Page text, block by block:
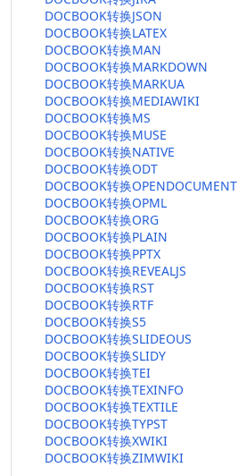
DOCBOOK转换JSON
DOCBOOK转换LATEX
DOCBOOK转换MAN
DOCBOOK转换MARKDOWN
DOCBOOK转换MARKUA
DOCBOOK转换MEDIAWIKI
DOCBOOK转换MS
DOCBOOK转换MUSE
DOCBOOK转换NATIVE
DOCBOOK转换ODT
DOCBOOK转换OPENDOCUMENT
DOCBOOK转换OPML
DOCBOOK转换ORG
DOCBOOK转换PLAIN
DOCBOOK转换PPTX
DOCBOOK转换REVEALJS
DOCBOOK转换RST
DOCBOOK转换RTF
DOCBOOK转换S5
DOCBOOK转换SLIDEOUS
DOCBOOK转换SLIDY
DOCBOOK转换TEI
DOCBOOK转换TEXINFO
DOCBOOK转换TEXTILE
DOCBOOK转换TYPST
DOCBOOK转换XWIKI
DOCBOOK转换ZIMWIKI